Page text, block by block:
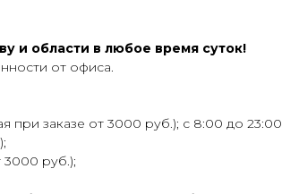
и области в любое время суток!
от офиса.
при заказе от 3000 руб.); с 8:00 до 23:00
3000 руб.);